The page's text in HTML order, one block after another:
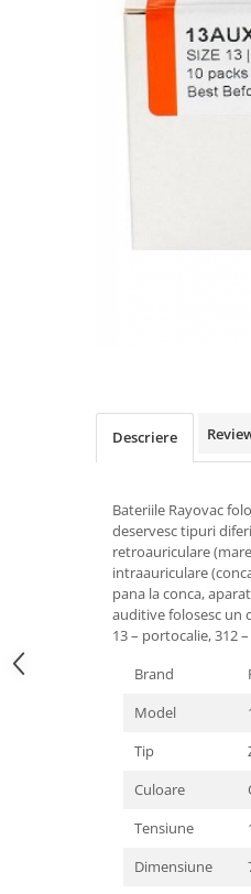
Descriere
Bateriile Rayovac
deservesc tipuri
retroauriculare
intraauriculare
pana la conca,
auditive folosesc un
13 – portocalie, 312
Brand
Model
Tip
Culoare
Tensiune
Dimensiune